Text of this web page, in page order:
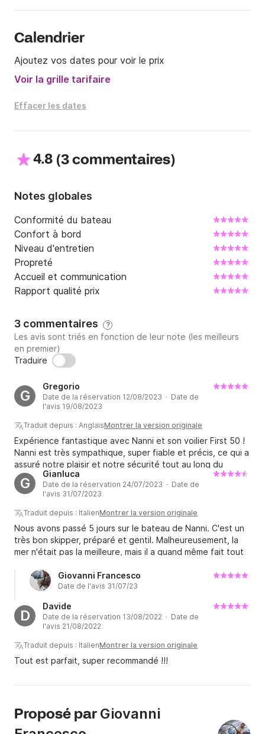
Calendrier
Ajoutez vos dates pour voir le prix
Voir la grille tarifaire
Effacer les dates
4.8 (3 commentaires)
Notes globales
Conformité du bateau
Confort à bord
Niveau d'entretien
Propreté
Accueil et communication
Rapport qualité prix
3 commentaires ?
Les avis sont triés en fonction de leur note (les meilleurs
en premier)
Traduire
G
Gregorio
Date de la réservation 12/08/2023 · Date de
l'avis 19/08/2023
Traduit depuis : AnglaisMontrer la version originale
Expérience fantastique avec Nanni et son voilier First 50 !
Nanni est très sympathique, super fiable et précis, ce qui a
assuré notre plaisir et notre sécurité tout au long du
voyage. Il a proposé un excellent itinéraire et nous a
donné d'excellentes recommandations pour profiter de
chaque île. Le bateau est sportif et garantit que vous
prendrez beaucoup de plaisir à le naviguer !
G
Gianluca
Date de la réservation 24/07/2023 · Date de
l'avis 31/07/2023
Traduit depuis : ItalienMontrer la version originale
Nous avons passé 5 jours sur le bateau de Nanni. C'est un
très bon skipper, préparé et gentil. Malheureusement, la
mer n'était pas la meilleure, mais il a quand même fait tout
nous a laissé faire ce qui était possible pour visiter les îles
Éoliennes. Vacances globalement positives, bateau en
ainsi que sympathique.
Giovanni Francesco
Date de l'avis 31/07/23
D
Davide
Date de la réservation 13/08/2022 · Date de
l'avis 21/08/2022
Traduit depuis : ItalienMontrer la version originale
Tout est parfait, super recommandé !!!
Proposé par Giovanni